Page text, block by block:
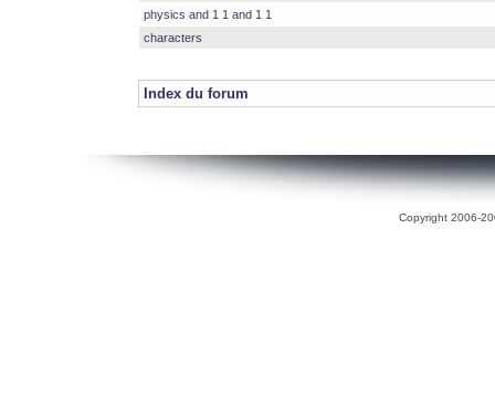
physics and 1 1 and 1 1
characters
Index du forum
Copyright 2006-